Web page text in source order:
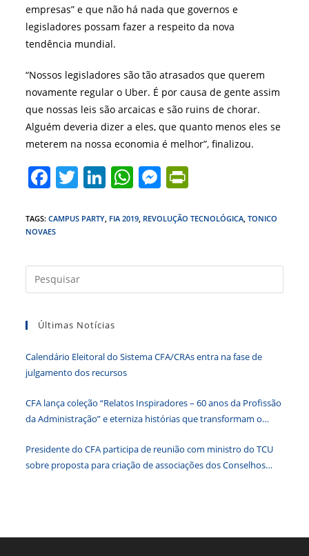
empresas” e que não há nada que governos e
legisladores possam fazer a respeito da nova
tendência mundial.
“Nossos legisladores são tão atrasados que querem
novamente regular o Uber. É por causa de gente assim
que nossas leis são arcaicas e são ruins de chorar.
Alguém deveria dizer a eles, que quanto menos eles se
meterem na nossa economia é melhor”, finalizou.
F
c
e
b
o
k
T
itt
Li
k
dI
n
W
at
A
p
M
ss
n
g
tF
e
n
TAGS:CAMPUS PARTY FIA 2019 REVOLUÇÃO TECNOLÓGICA TONICO
NOVAES
a
Últimas Notícias
Calendário Eleitoral do Sistema CFA/CRAs entra na fase de
julgamento dos recursos
CFA lança coleção “Relatos Inspiradores – 60 anos da Profissão
da Administração” e eterniza histórias que transformam o
Presidente do CFA participa de reunião com ministro do TCU
sobre proposta para criação de associações dos Conselhos